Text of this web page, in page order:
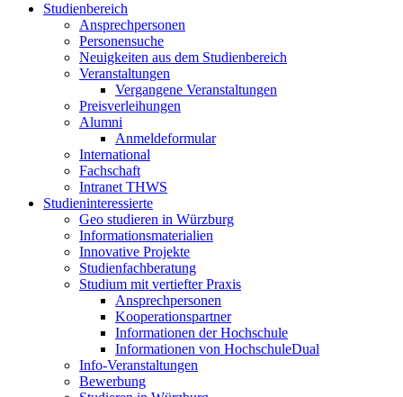
Studienbereich
Ansprechpersonen
Personensuche
Neuigkeiten aus dem Studienbereich
Veranstaltungen
Vergangene Veranstaltungen
Preisverleihungen
Alumni
Anmeldeformular
International
Fachschaft
Intranet THWS
Studieninteressierte
Geo studieren in Würzburg
Informationsmaterialien
Innovative Projekte
Studienfachberatung
Studium mit vertiefter Praxis
Ansprechpersonen
Kooperationspartner
Informationen der Hochschule
Informationen von HochschuleDual
Info-Veranstaltungen
Bewerbung